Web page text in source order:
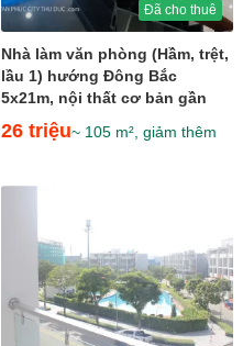
Đã cho thuê
Nhà làm văn phòng (Hầm, trệt,
lầu 1) hướng Đông Bắc
5x21m, nội thất cơ bản gần
trường Emasi giá 26...
26 triệu~ 105 m², giảm thêm